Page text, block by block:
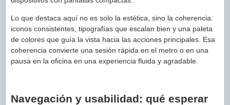
Lo que destaca aquí no es solo la estética, sino la coherencia:
iconos consistentes, tipografías que escalan bien y una paleta
de colores que guía la vista hacia las acciones principales. Esa
coherencia convierte una sesión rápida en el metro o en una
pausa en la oficina en una experiencia fluida y agradable.
Navegación y usabilidad: qué esperar